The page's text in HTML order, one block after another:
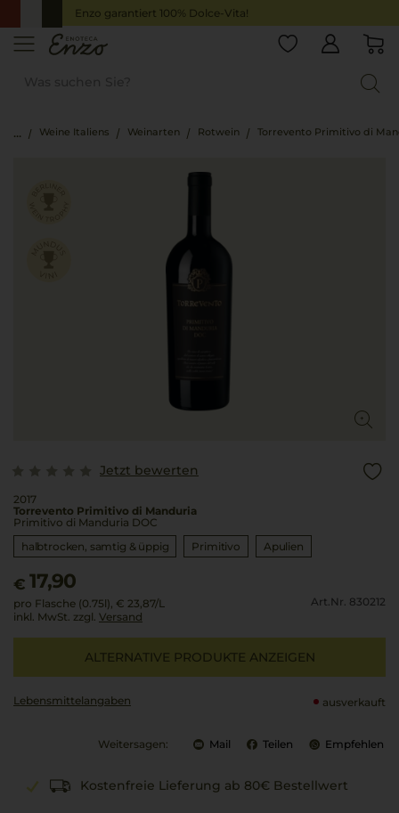
Enzo garantiert 100% Dolce-Vita!
Weine Italiens Weinarten Rotwein Torrevento Primitivo di
Jetzt bewerten
2017
Torrevento Primitivo di Manduria
Primitivo di Manduria DOC
halbtrocken, samtig & üppig
Primitivo Apulien
€ 17,90
pro Flasche (0.75l), € 23,87/L
inkl. MwSt. zzgl. Versand
Art.Nr. 830212
ALTERNATIVE PRODUKTE ANZEIGEN
Lebensmittel­angaben ausverkauft
Weitersagen: Mail Teilen Empfehlen
Kostenfreie Lieferung ab 80€ Bestellwert